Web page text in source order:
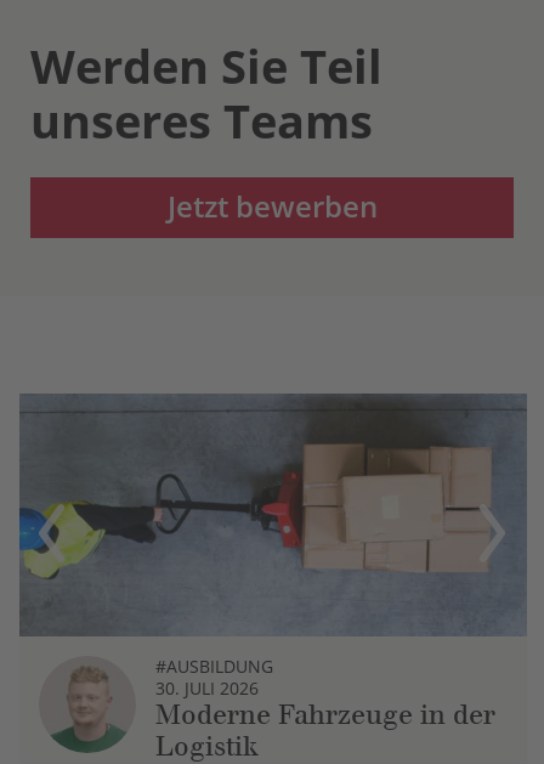
Werden Sie Teil
unseres Teams
Jetzt bewerben
Previous
#AUSBILDUNG
30. JULI 2026
Moderne Fahrzeuge in der
Logistik
Next